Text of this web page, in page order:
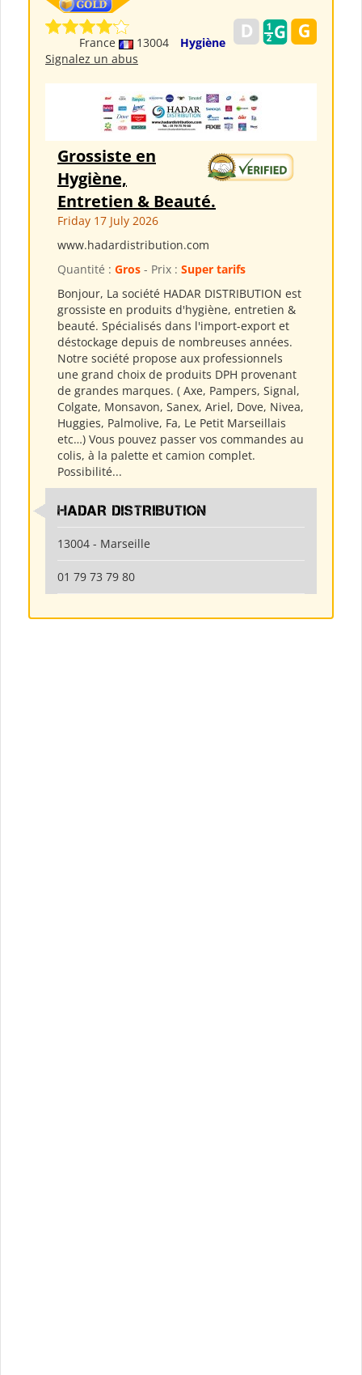
France 13004
Hygiène
Signalez un abus
Grossiste en
Hygiène,
Entretien & Beauté.
Friday 17 July 2026
www.hadardistribution.com
Quantité : Gros - Prix : Super tarifs
Bonjour, La société HADAR DISTRIBUTION est
grossiste en produits d'hygiène, entretien &
beauté. Spécialisés dans l'import-export et
déstockage depuis de nombreuses années.
Notre société propose aux professionnels
une grand choix de produits DPH provenant
de grandes marques. ( Axe, Pampers, Signal,
Colgate, Monsavon, Sanex, Ariel, Dove, Nivea,
Huggies, Palmolive, Fa, Le Petit Marseillais
etc…) Vous pouvez passer vos commandes au
colis, à la palette et camion complet.
Possibilité...
HADAR DISTRIBUTION
13004 - Marseille
01 79 73 79 80